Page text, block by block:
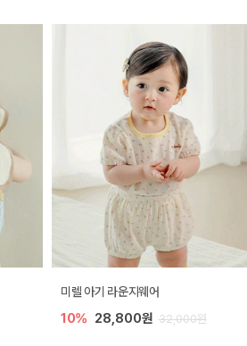
미렐 아기 라운지웨어
10% 28,800원 32,000원